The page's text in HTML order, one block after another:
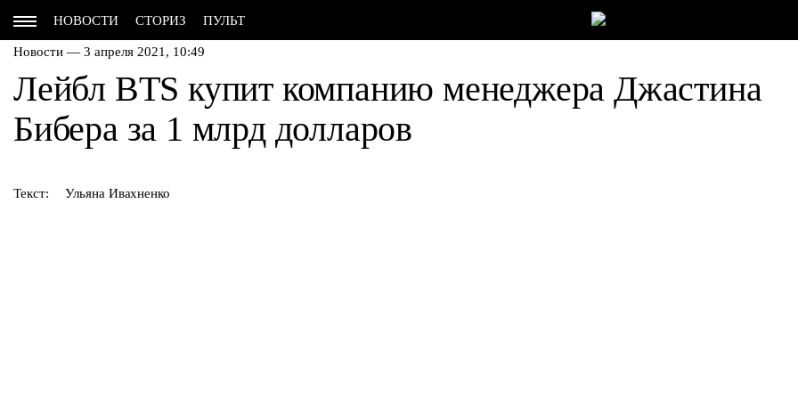
НОВОСТИ СТОРИЗ ПУЛЬТ
Новости — 3 апреля 2021, 10:49
Лейбл BTS купит компанию менеджера Джастина
Бибера за 1 млрд долларов
Текст: Ульяна Ивахненко